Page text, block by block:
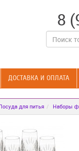
8
ДОСТАВКА И ОПЛАТА
для питья Наборы